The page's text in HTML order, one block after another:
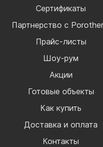
Сертификаты
Партнерство с
Прайс-листы
Шоу-рум
Акции
Готовые объекты
Как купить
Доставка и оплата
Контакты